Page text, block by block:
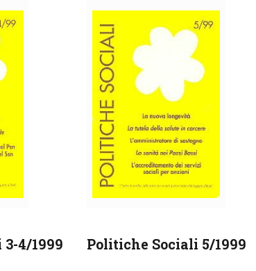
4/1999 Politiche Sociali 5/1999